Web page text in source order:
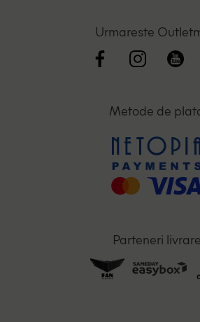
Urmareste
Metode de
Parteneri livrare